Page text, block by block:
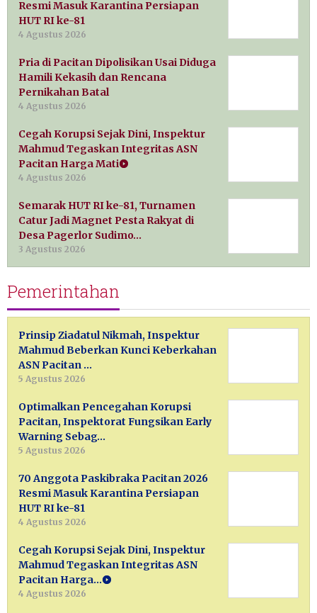
Resmi Masuk Karantina Persiapan
HUT RI ke-81
4 Agustus 2026
Pria di Pacitan Dipolisikan Usai Diduga
Hamili Kekasih dan Rencana
Pernikahan Batal
4 Agustus 2026
Cegah Korupsi Sejak Dini, Inspektur
Mahmud Tegaskan Integritas ASN
Pacitan Harga Mati
4 Agustus 2026
Semarak HUT RI ke-81, Turnamen
Catur Jadi Magnet Pesta Rakyat di
Desa Pagerlor Sudimo…
3 Agustus 2026
Pemerintahan
Prinsip Ziadatul Nikmah, Inspektur
Mahmud Beberkan Kunci Keberkahan
ASN Pacitan …
5 Agustus 2026
Optimalkan Pencegahan Korupsi
Pacitan, Inspektorat Fungsikan Early
Warning Sebag…
5 Agustus 2026
70 Anggota Paskibraka Pacitan 2026
Resmi Masuk Karantina Persiapan
HUT RI ke-81
4 Agustus 2026
Cegah Korupsi Sejak Dini, Inspektur
Mahmud Tegaskan Integritas ASN
Pacitan Harga…
4 Agustus 2026